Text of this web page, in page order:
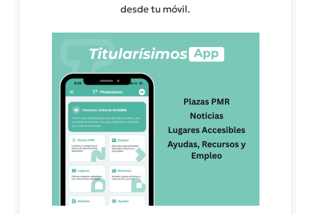
desde tu móvil.